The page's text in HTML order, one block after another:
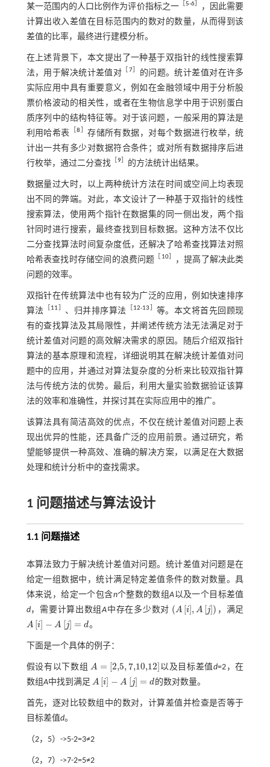
某一范围内的人口比例作为评价指标之一［5-6］
，因此需要
计算出收入差值在目标范围内的数对的数量，从而得到该
差值的比率，最终进行建模分析。
在上述背景下，本文提出了一种基于双指针的线性搜索算
法，用于解决统计差值对 ［ 7］
的问题。统计差值对在许多
实际应用中具有重要意义，例如在金融领域中用于分析股
票价格波动的相关性，或者在生物信息学中用于识别蛋白
质序列中的结构特征等。对于该问题，一般采用的算法是
利用哈希表
［8］存储所有数据，对每个数据进行枚举，统
计出一共有多少对数据符合条件；或对所有数据排序后进
行枚举，通过二分查找 ［9］ 的方法统计出结果。
数据量过大时，以上两种统计方法在时间或空间上均表现
出不同的弊端。对此，本文设计了一种基于双指针的线性
搜索算法，使用两个指针在数据集的同一侧出发，两个指
针同时进行搜索，最终查找到目标数据。这种方法不仅比
二分查找算法时间复杂度低，还解决了哈希查找算法对照
哈希表查找时存储空间的浪费问题 ［ 10］
，提高了解决此类
问题的效率。
双指针在传统算法中也有较为广泛的应用，例如快速排序
算法 ［11］ 、归并排序算法 ［12-13］ 等。本文将首先回顾现
有的查找算法及其局限性，并阐述传统方法无法满足对于
统计差值对问题的高效解决需求的原因。随后介绍双指针
算法的基本原理和流程，详细说明其在解决统计差值对问
题中的应用，并通过对算法复杂度的分析来比较双指针算
法与传统方法的优势。最后，利用大量实验数据验证该算
法的效率和准确性，并探讨其在实际应用中的推广。
该算法具有简洁高效的优点，不仅在统计差值对问题上表
现出优异的性能，还具备广泛的应用前景。通过研究，希
望能够提供一种高效、准确的解决方案，以满足在大数据
处理和统计分析中的查找需求。
1 问题描述与算法设计
1.1 问题描述
本算法致力于解决统计差值对问题。统计差值对问题是在
给定一组数据中，统计满足特定差值条件的数对数量。具
体来说，给定一个包含n个整数的数组A以及一个目标差值
d，需要计算出数组A中存在多少数对 ( A [i], A [j])
Ai,A j ，满足
A [i] − A [j] = d
Ai- Aj =d 。
下面是一个具体的例子：
假设有以下数组 A = [2,5, 7,10,12]
A= 2,5 ,7,10,12 以及目标差值d=2，在
数组A中找到满足 A [i] − A [j] = d
Ai- Aj =d 的数对数量。
首先，逐对比较数组中的数对，计算差值并检查是否等于
目标差值d。
（2，5）->5-2=3≠2
（2，7）->7-2=5≠2